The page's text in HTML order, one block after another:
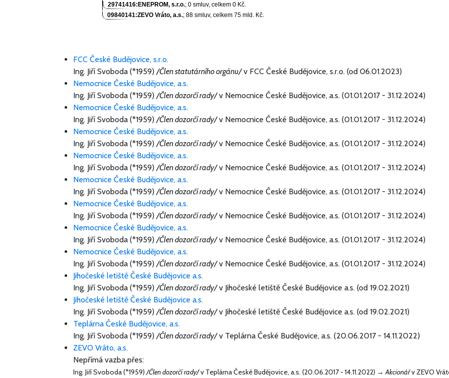
29741416:ENEPROM, s.r.o.; 0 smluv, celkem 0 Kč.
09840141:ZEVO Vráto, a.s.; 88 smluv, celkem 75 mld. Kč.
FCC České Budějovice, s.r.o.
Ing. Jiří Svoboda (*1959) /Člen statutárního orgánu/v FCC České Budějovice, s.r.o. (od 06.01.2023)
Nemocnice České Budějovice, a.s.
Ing. Jiří Svoboda (*1959) /Člen dozorčí rady/v Nemocnice České Budějovice, a.s. (01.01.2017 - 31.12.2024)
Nemocnice České Budějovice, a.s.
Ing. Jiří Svoboda (*1959) /Člen dozorčí rady/v Nemocnice České Budějovice, a.s. (01.01.2017 - 31.12.2024)
Nemocnice České Budějovice, a.s.
Ing. Jiří Svoboda (*1959) /Člen dozorčí rady/v Nemocnice České Budějovice, a.s. (01.01.2017 - 31.12.2024)
Nemocnice České Budějovice, a.s.
Ing. Jiří Svoboda (*1959) /Člen dozorčí rady/v Nemocnice České Budějovice, a.s. (01.01.2017 - 31.12.2024)
Nemocnice České Budějovice, a.s.
Ing. Jiří Svoboda (*1959) /Člen dozorčí rady/v Nemocnice České Budějovice, a.s. (01.01.2017 - 31.12.2024)
Nemocnice České Budějovice, a.s.
Ing. Jiří Svoboda (*1959) /Člen dozorčí rady/v Nemocnice České Budějovice, a.s. (01.01.2017 - 31.12.2024)
Nemocnice České Budějovice, a.s.
Ing. Jiří Svoboda (*1959) /Člen dozorčí rady/v Nemocnice České Budějovice, a.s. (01.01.2017 - 31.12.2024)
Nemocnice České Budějovice, a.s.
Ing. Jiří Svoboda (*1959) /Člen dozorčí rady/v Nemocnice České Budějovice, a.s. (01.01.2017 - 31.12.2024)
Jihočeské letiště České Budějovice a.s.
Ing. Jiří Svoboda (*1959) /Člen dozorčí rady/v Jihočeské letiště České Budějovice a.s. (od 19.02.2021)
Jihočeské letiště České Budějovice a.s.
Ing. Jiří Svoboda (*1959) /Člen dozorčí rady/v Jihočeské letiště České Budějovice a.s. (od 19.02.2021)
Teplárna České Budějovice, a.s.
Ing. Jiří Svoboda (*1959) /Člen dozorčí rady/v Teplárna České Budějovice, a.s. (20.06.2017 - 14.11.2022)
ZEVO Vráto, a.s.
Nepřímá vazba přes:
Ing. Jiří Svoboda (*1959) /Člen dozorčí rady/v Teplárna České Budějovice, a.s. (20.06.2017 - 14.11.2022) →Akcionářv ZEVO